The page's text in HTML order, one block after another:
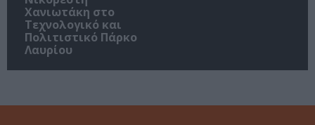
Χανιωτάκη στο
Τεχνολογικό και
Πολιτιστικό Πάρκο
Λαυρίου